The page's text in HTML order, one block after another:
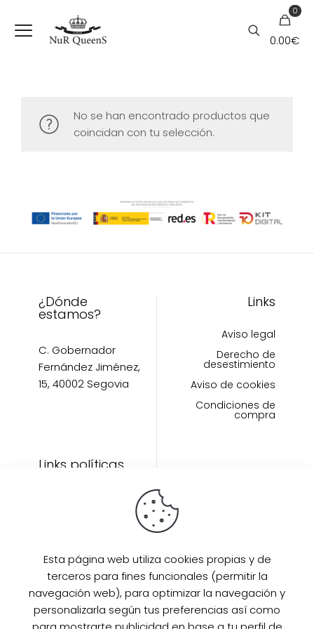
0
0.00€
No se han encontrado productos que
coincidan con tu selección.
¿Dónde
estamos?
C. Gobernador
Fernández Jiménez,
15, 40002 Segovia
Links
Aviso legal
Derecho de
desestimiento
Aviso de cookies
Condiciones de
compra
Links políticas
Inicio
Artículos
Eventos
SUPER PROMO
Sobre mi
Esta página web utiliza cookies propias y de
terceros para fines funcionales (permitir la
navegación web), para optimizar la navegación y
personalizarla según tus preferencias así como